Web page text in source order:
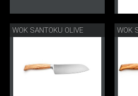
WOK SANTOKU OLIVE